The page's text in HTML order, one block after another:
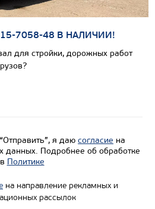
Узнать цену
7058-48 В НАЛИЧИИ!
для стройки, дорожных работ
я даю согласие на
данных. Подробнее об обработке
в Политике
на направление рекламных и
рассылок